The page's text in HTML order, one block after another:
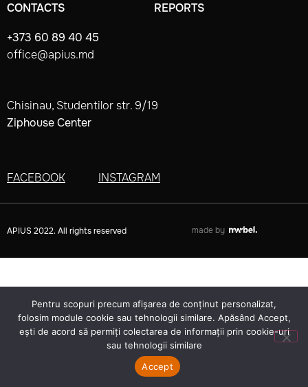
CONTACTS
+373 60 89 40 45
office@apius.md
REPORTS
Chisinau, Studentilor str. 9/19
Ziphouse Center
FACEBOOK INSTAGRAM
APIUS 2022. All rights reserved made by
Pentru scopuri precum afișarea de conținut personalizat,
folosim module cookie sau tehnologii similare. Apăsând Accept,
ești de acord să permiți colectarea de informații prin cookie-uri
sau tehnologii similare
Accept